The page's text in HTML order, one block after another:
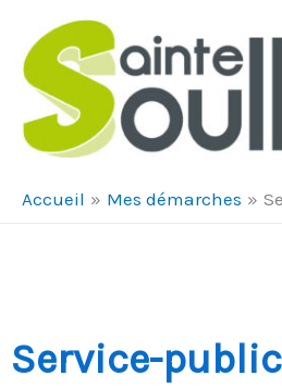
Accueil Mes démarches
Service-